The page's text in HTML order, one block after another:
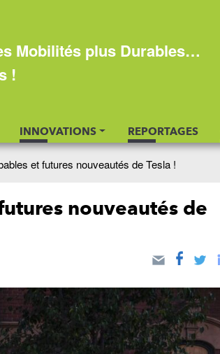
Mobilités plus Durables…
!
INNOVATIONS REPORTAGES
et futures nouveautés de Tesla !
nouveautés de